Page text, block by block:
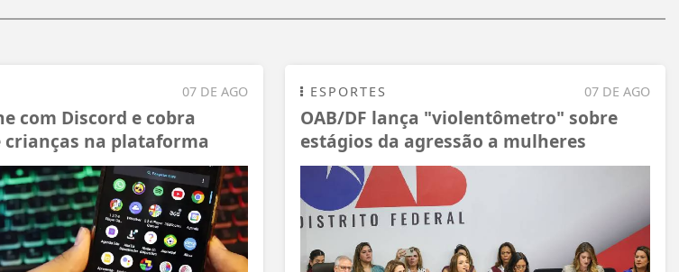
07 DE AGO
com Discord e cobra
crianças na plataforma
07 DE AGO
ESPORTES
OAB/DF lança "violentômetro" sobre
estágios da agressão a mulheres